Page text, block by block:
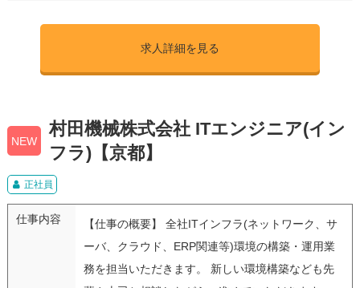
求人詳細を見る
NEW
村田機械株式会社 ITエンジニア(イン
フラ)【京都】
正社員
仕事内容
【仕事の概要】 全社ITインフラ(ネットワーク、サ
ーバ、クラウド、ERP関連等)環境の構築・運用業
務を担当いただきます。 新しい環境構築なども先